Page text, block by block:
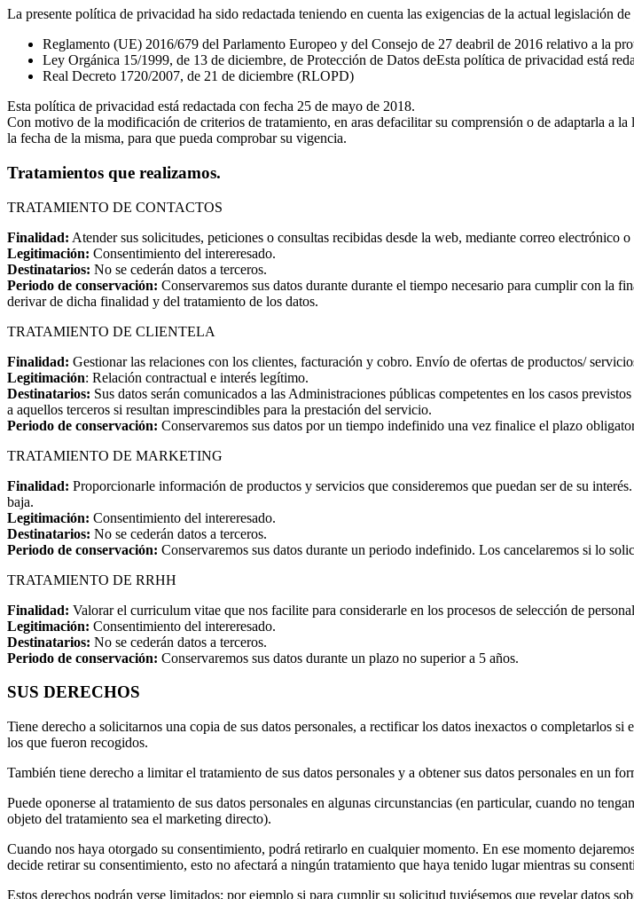
La presente política de privacidad ha sido redactada teniendo en cuenta las exigencias de la actual legislación
Reglamento (UE) 2016/679 del Parlamento Europeo y del Consejo de 27 deabril de 2016 relativo a la
Ley Orgánica 15/1999, de 13 de diciembre, de Protección de Datos deEsta política de privacidad está
Real Decreto 1720/2007, de 21 de diciembre (RLOPD)
Esta política de privacidad está redactada con fecha 25 de mayo de 2018.
Con motivo de la modificación de criterios de tratamiento, en aras defacilitar su comprensión o de adaptarla a
la fecha de la misma, para que pueda comprobar su vigencia.
Tratamientos que realizamos.
TRATAMIENTO DE CONTACTOS
Finalidad: Atender sus solicitudes, peticiones o consultas recibidas desde la web, mediante correo electrónico
Legitimación: Consentimiento del intereresado.
Destinatarios: No se cederán datos a terceros.
Periodo de conservación: Conservaremos sus datos durante durante el tiempo necesario para cumplir con la
derivar de dicha finalidad y del tratamiento de los datos.
TRATAMIENTO DE CLIENTELA
Finalidad: Gestionar las relaciones con los clientes, facturación y cobro. Envío de ofertas de productos/
Legitimación: Relación contractual e interés legítimo.
Destinatarios: Sus datos serán comunicados a las Administraciones públicas competentes en los casos
a aquellos terceros si resultan imprescindibles para la prestación del servicio.
Periodo de conservación: Conservaremos sus datos por un tiempo indefinido una vez finalice el plazo
TRATAMIENTO DE MARKETING
Finalidad: Proporcionarle información de productos y servicios que consideremos que puedan ser de su
baja.
Legitimación: Consentimiento del intereresado.
Destinatarios: No se cederán datos a terceros.
Periodo de conservación: Conservaremos sus datos durante un periodo indefinido. Los cancelaremos si lo
TRATAMIENTO DE RRHH
Finalidad: Valorar el curriculum vitae que nos facilite para considerarle en los procesos de selección de
Legitimación: Consentimiento del intereresado.
Destinatarios: No se cederán datos a terceros.
Periodo de conservación: Conservaremos sus datos durante un plazo no superior a 5 años.
SUS DERECHOS
Tiene derecho a solicitarnos una copia de sus datos personales, a rectificar los datos inexactos o completarlos
los que fueron recogidos.
También tiene derecho a limitar el tratamiento de sus datos personales y a obtener sus datos personales en un
Puede oponerse al tratamiento de sus datos personales en algunas circunstancias (en particular, cuando no
objeto del tratamiento sea el marketing directo).
Cuando nos haya otorgado su consentimiento, podrá retirarlo en cualquier momento. En ese momento
decide retirar su consentimiento, esto no afectará a ningún tratamiento que haya tenido lugar mientras su
Estos derechos podrán verse limitados; por ejemplo si para cumplir su solicitud tuviésemos que revelar datos